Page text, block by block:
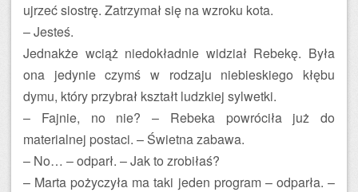
ujrzeć siostrę. Zatrzymał się na wzroku kota.
– Jesteś.
Jednakże wciąż niedokładnie widział Rebekę. Była
ona jedynie czymś w rodzaju niebieskiego kłębu
dymu, który przybrał kształt ludzkiej sylwetki.
– Fajnie, no nie? – Rebeka powróciła już do
materialnej postaci. – Świetna zabawa.
– No… – odparł. – Jak to zrobiłaś?
– Marta pożyczyła ma taki jeden program – odparła. –